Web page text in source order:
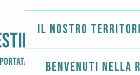
Il nostro
Benvenuti nella
BIGOUDEN
DI MANO